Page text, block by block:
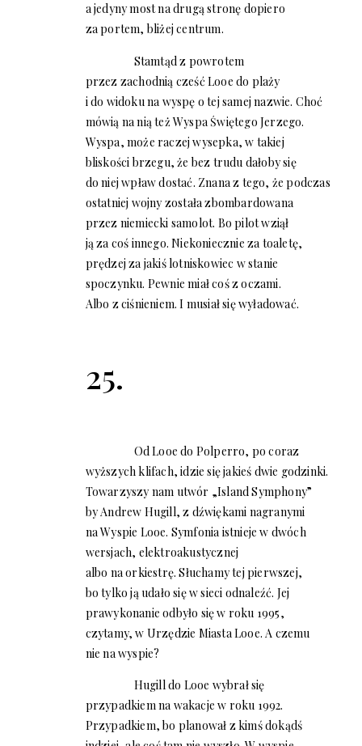
a jedyny most na drugą stronę dopiero
za portem, bliżej centrum.
Stamtąd z powrotem
przez zachodnią cześć Looe do plaży
i do widoku na wyspę o tej samej nazwie. Choć
mówią na nią też Wyspa Świętego Jerzego.
Wyspa, może raczej wysepka, w takiej
bliskości brzegu, że bez trudu dałoby się
do niej wpław dostać. Znana z tego, że podczas
ostatniej wojny została zbombardowana
przez niemiecki samolot. Bo pilot wziął
ją za coś innego. Niekoniecznie za toaletę,
prędzej za jakiś lotniskowiec w stanie
spoczynku. Pewnie miał coś z oczami.
Albo z ciśnieniem. I musiał się wyładować.
25.
Od Looe do Polperro, po coraz
wyższych klifach, idzie się jakieś dwie godzinki.
Towarzyszy nam utwór „Island Symphony”
by Andrew Hugill, z dźwiękami nagranymi
na Wyspie Looe. Symfonia istnieje w dwóch
wersjach, elektroakustycznej
albo na orkiestrę. Słuchamy tej pierwszej,
bo tylko ją udało się w sieci odnaleźć. Jej
prawykonanie odbyło się w roku 1995,
czytamy, w Urzędzie Miasta Looe. A czemu
nie na wyspie?
Hugill do Looe wybrał się
przypadkiem na wakacje w roku 1992.
Przypadkiem, bo planował z kimś dokądś